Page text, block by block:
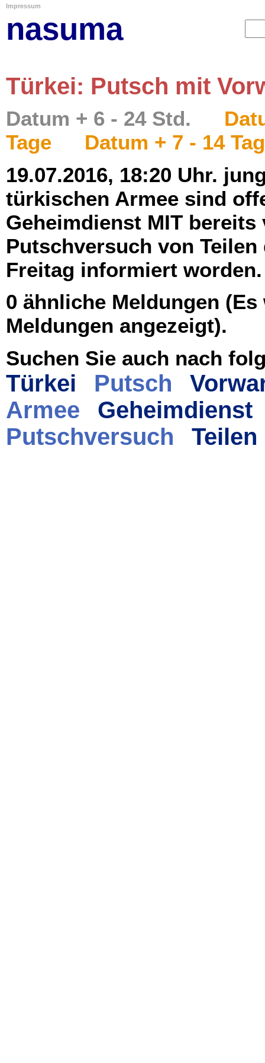
Impressum
nasuma
Türkei: Putsch mit
Datum + 6 - 24 Std.
Tage
Datum + 7 - 14
19.07.2016, 18:20 Uhr.
türkischen Armee sind
Geheimdienst MIT
Putschversuch von
Freitag informiert
0 ähnliche Meldungen
Meldungen angezeigt).
Suchen Sie auch nach
Türkei Putsch
Armee
Geheimdienst
Putschversuch
Teilen